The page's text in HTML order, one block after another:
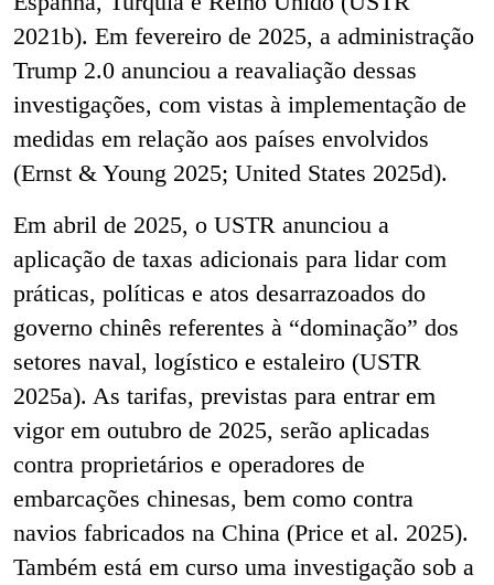
2021b). Em fevereiro de 2025, a administração
Trump 2.0 anunciou a reavaliação dessas
investigações, com vistas à implementação de
medidas em relação aos países envolvidos
(Ernst & Young 2025; United States 2025d).
Em abril de 2025, o USTR anunciou a
aplicação de taxas adicionais para lidar com
práticas, políticas e atos desarrazoados do
governo chinês referentes à “dominação” dos
setores naval, logístico e estaleiro (USTR
2025a). As tarifas, previstas para entrar em
vigor em outubro de 2025, serão aplicadas
contra proprietários e operadores de
embarcações chinesas, bem como contra
navios fabricados na China (Price et al. 2025).
Também está em curso uma investigação sob a